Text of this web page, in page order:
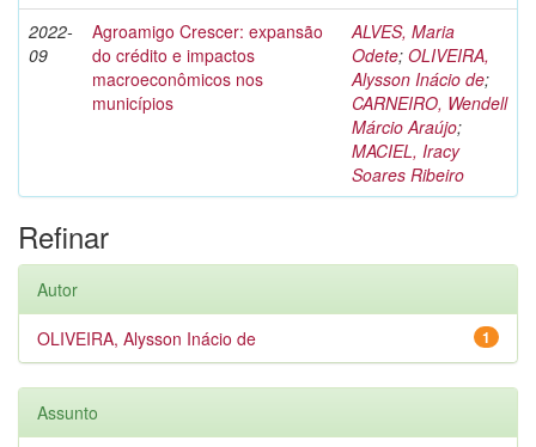
2022-
09
Agroamigo Crescer: expansão
do crédito e impactos
macroeconômicos nos
municípios
ALVES, Maria
Odete; OLIVEIRA,
Alysson Inácio de;
CARNEIRO, Wendell
Márcio Araújo;
MACIEL, Iracy
Soares Ribeiro
Refinar
Autor
1
OLIVEIRA, Alysson Inácio de
Assunto